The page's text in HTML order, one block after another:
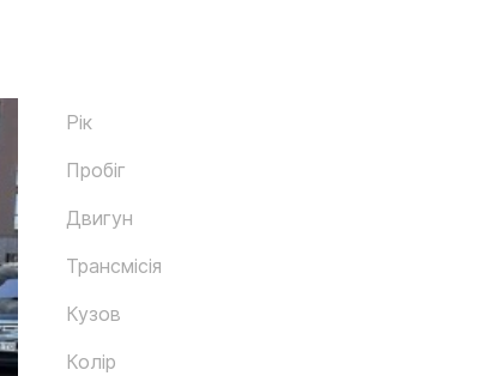
Рік
Пробіг
Двигун
Трансмісія
Кузов
Колір